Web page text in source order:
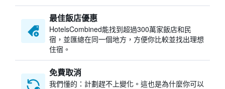
最佳飯店優惠
HotelsCombined​能找到超過300萬家飯店和民
宿，並匯總在同一個地方，方便你比較並找出理想
住宿。
免費取消
我們懂的：計劃趕不上變化。這也是為什麼你可以